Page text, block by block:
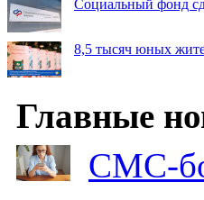
Социальный фонд
8,5 тысяч юных
Главные
СМС-